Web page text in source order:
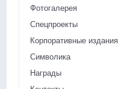
Фотогалерея
Спецпроекты
Корпоративные издания
Символика
Награды